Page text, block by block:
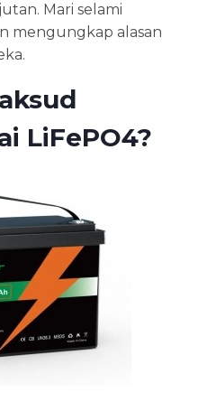
Mari selami
mengungkap alasan
LiFePO4?